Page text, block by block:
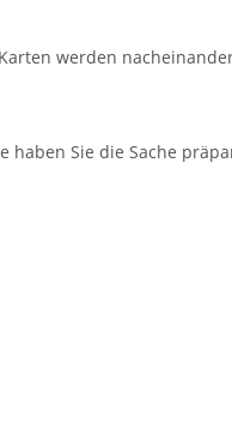
werden
haben Sie die Sache